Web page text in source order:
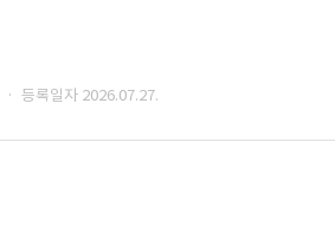
· 등록일자 2026.07.27.